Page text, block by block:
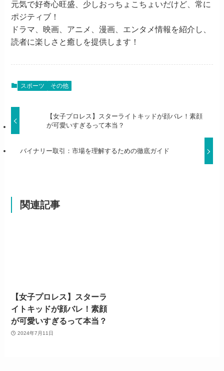
元気で好奇心旺盛、少しおっちょこちょいだけど、常に
ポジティブ！
ドラマ、映画、アニメ、漫画、エンタメ情報を紹介し、
読者に楽しさと癒しを提供します！
スポーツ その他
【女子プロレス】スターライトキッドが顔バレ！素顔
が可愛いすぎるって本当？
バイナリー取引：市場を理解するための徹底ガイド
関連記事
【女子プロレス】スターラ
イトキッドが顔バレ！素顔
が可愛いすぎるって本当？
2024年7月11日